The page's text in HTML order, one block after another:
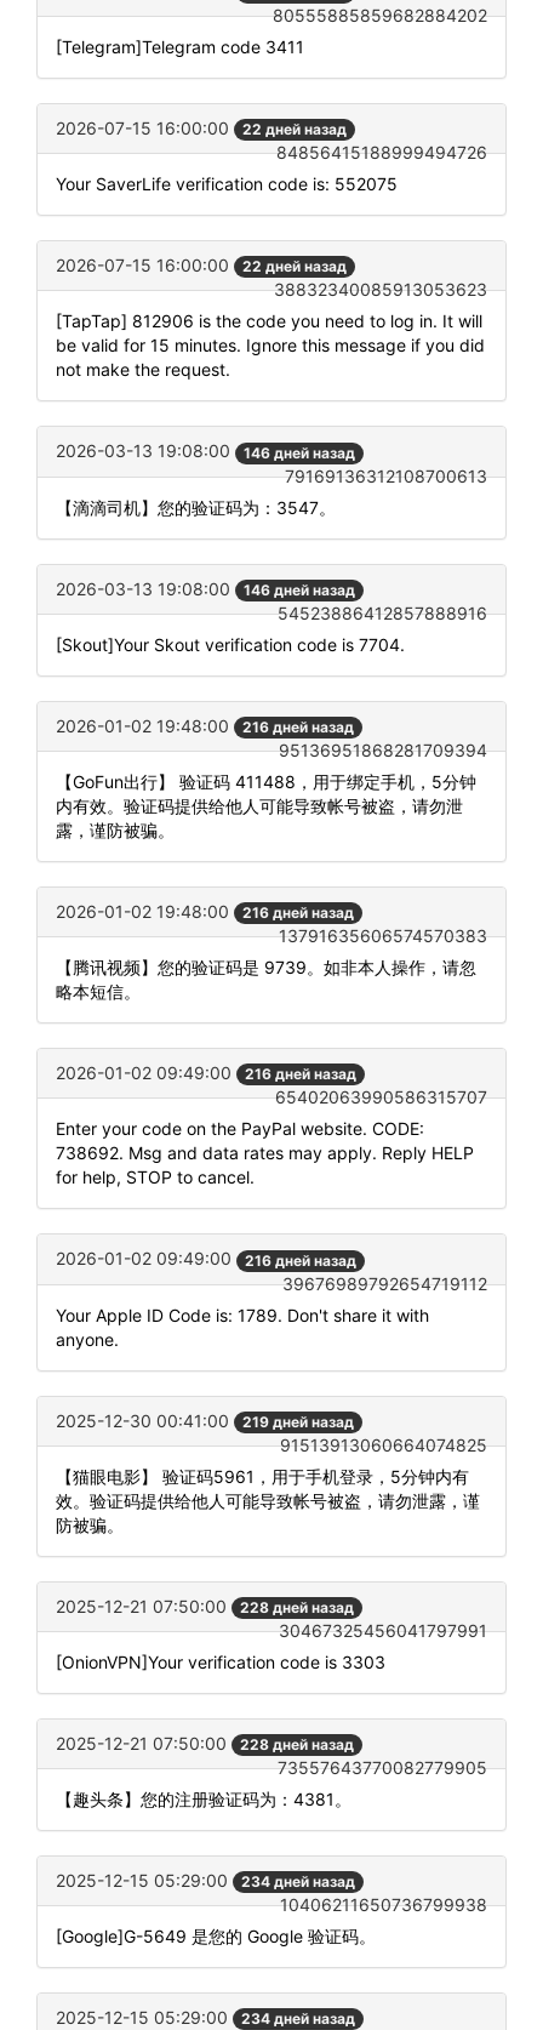
80555885859682884202
[Telegram]Telegram code 3411
2026-07-15 16:00:00 22 дней назад
84856415188999494726
Your SaverLife verification code is: 552075
2026-07-15 16:00:00 22 дней назад
38832340085913053623
[TapTap] 812906 is the code you need to log in. It will
be valid for 15 minutes. Ignore this message if you did
not make the request.
2026-03-13 19:08:00 146 дней назад
79169136312108700613
【滴滴司机】您的验证码为：3547。
2026-03-13 19:08:00 146 дней назад
54523886412857888916
[Skout]Your Skout verification code is 7704.
2026-01-02 19:48:00 216 дней назад
95136951868281709394
【GoFun出行】 验证码 411488，用于绑定手机，5分钟
内有效。验证码提供给他人可能导致帐号被盗，请勿泄
露，谨防被骗。
2026-01-02 19:48:00 216 дней назад
13791635606574570383
【腾讯视频】您的验证码是 9739。如非本人操作，请忽
略本短信。
2026-01-02 09:49:00 216 дней назад
65402063990586315707
Enter your code on the PayPal website. CODE:
738692. Msg and data rates may apply. Reply HELP
for help, STOP to cancel.
2026-01-02 09:49:00 216 дней назад
39676989792654719112
Your Apple ID Code is: 1789. Don't share it with
anyone.
2025-12-30 00:41:00 219 дней назад
91513913060664074825
【猫眼电影】 验证码5961，用于手机登录，5分钟内有
效。验证码提供给他人可能导致帐号被盗，请勿泄露，谨
防被骗。
2025-12-21 07:50:00 228 дней назад
30467325456041797991
[OnionVPN]Your verification code is 3303
2025-12-21 07:50:00 228 дней назад
73557643770082779905
【趣头条】您的注册验证码为：4381。
2025-12-15 05:29:00 234 дней назад
10406211650736799938
[Google]G-5649 是您的 Google 验证码。
2025-12-15 05:29:00 234 дней назад